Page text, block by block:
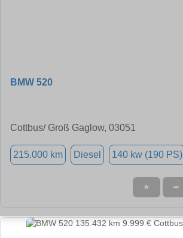
BMW 520
Cottbus/ Groß Gaglow, 03051
215.000 km Diesel 140 kw (190 PS)
★ ➦